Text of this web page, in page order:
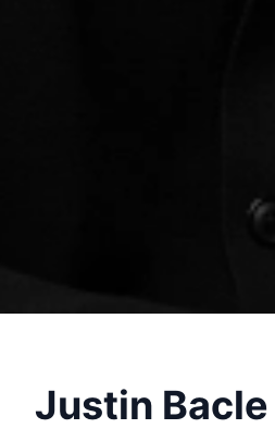
Justin Bacle